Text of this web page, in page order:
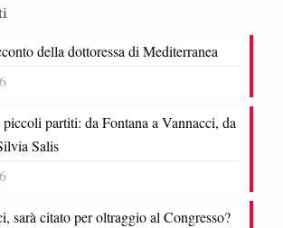
della dottoressa di Mediterranea
piccoli partiti: da Fontana a Vannacci, da
Salis
sarà citato per oltraggio al Congresso?